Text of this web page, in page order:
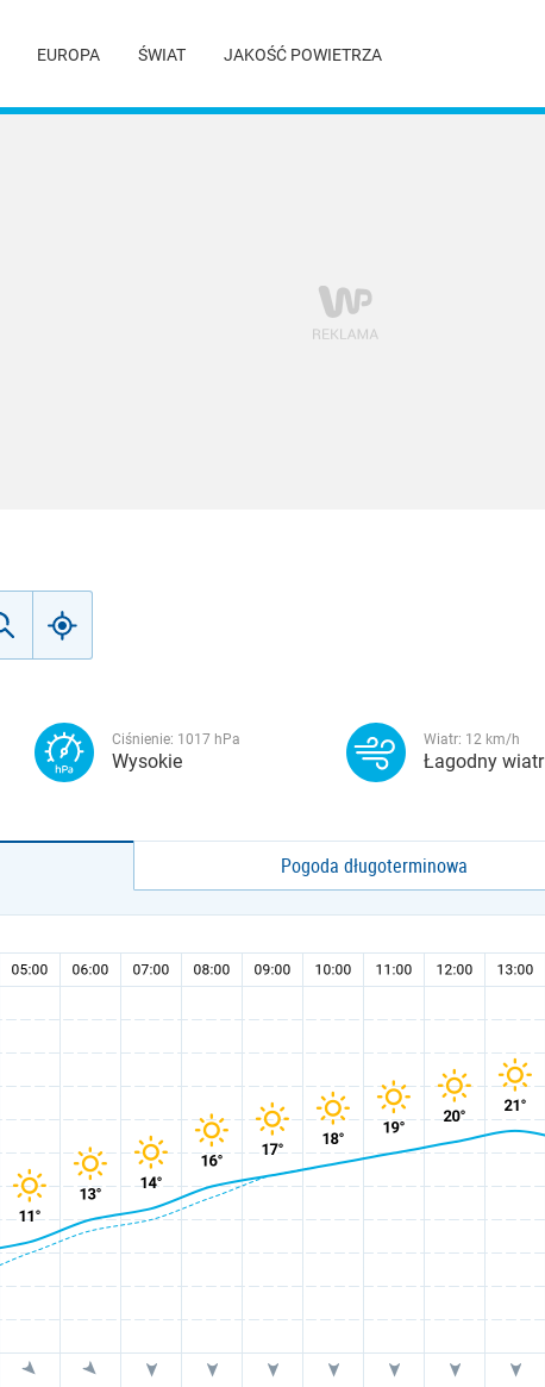
EUROPA ŚWIAT JAKOŚĆ POWIETRZA
Ciśnienie: 1017 hPa
Wysokie
Wiatr: 12 km/h
Łagodny wiatr
Pogoda długoterminowa